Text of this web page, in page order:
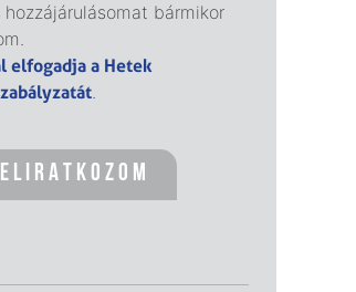
bármikor
elfogadja a Hetek
.